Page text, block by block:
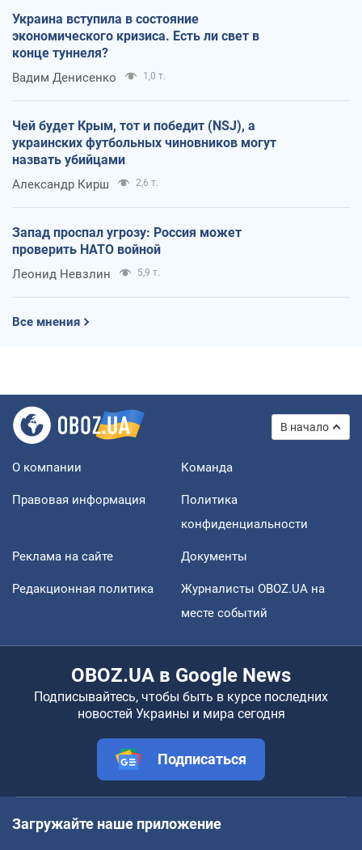
Украина вступила в состояние
экономического кризиса. Есть ли свет в
конце туннеля?
Вадим Денисенко 1,0 т.
Чей будет Крым, тот и победит (NSJ), а
украинских футбольных чиновников могут
назвать убийцами
Александр Кирш 2,6 т.
Запад проспал угрозу: Россия может
проверить НАТО войной
Леонид Невзлин 5,9 т.
Все мнения
В начало
О компании Команда
Правовая информация
Политика
конфиденциальности
Реклама на сайте Документы
Редакционная политика
Журналисты OBOZ.UA на
месте событий
OBOZ.UA в Google News
Подписывайтесь, чтобы быть в курсе последних
новостей Украины и мира сегодня
Подписаться
Загружайте наше приложение